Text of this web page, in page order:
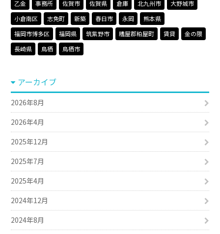
乙金 事務所 佐賀市 佐賀県 倉庫 北九州市
大野城市
小倉南区
志免町 新築 春日市 永岡
熊本県
福岡市博多区
福岡県 筑紫野市 糟屋郡粕屋町 賃貸
金の隈
長崎県
鳥栖 鳥栖市
アーカイブ
2026年8月
2026年4月
2025年12月
2025年7月
2025年4月
2024年12月
2024年8月